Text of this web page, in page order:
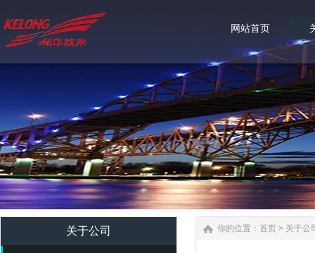
网站首页
关于公司 你的位置： 首页 > 关于公